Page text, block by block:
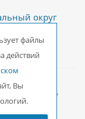
округ
«Глобус»
файлы
действий
Вы